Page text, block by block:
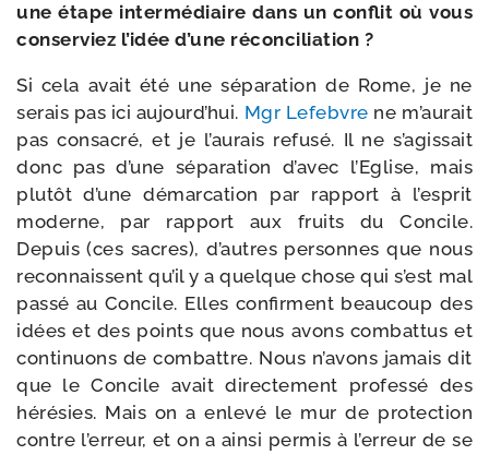
une étape inter­mé­diaire dans un conflit où vous
conser­viez l’idée d’une réconciliation ?
Si cela avait été une sépa­ra­tion de Rome, je ne
serais pas ici aujourd’­hui. Mgr Lefebvre ne m’au­rait
pas consa­cré, et je l’au­rais refu­sé. Il ne s’a­gis­sait
donc pas d’une sépa­ra­tion d’avec l’Eglise, mais
plu­tôt d’une démar­ca­tion par rap­port à l’es­prit
moderne, par rap­port aux fruits du Concile.
Depuis (ces sacres), d’autres per­sonnes que nous
recon­naissent qu’il y a quelque chose qui s’est mal
pas­sé au Concile. Elles confirment beau­coup des
idées et des points que nous avons com­bat­tus et
conti­nuons de com­battre. Nous n’a­vons jamais dit
que le Concile avait direc­te­ment pro­fes­sé des
héré­sies. Mais on a enle­vé le mur de pro­tec­tion
contre l’er­reur, et on a ain­si per­mis à l’erreur de se